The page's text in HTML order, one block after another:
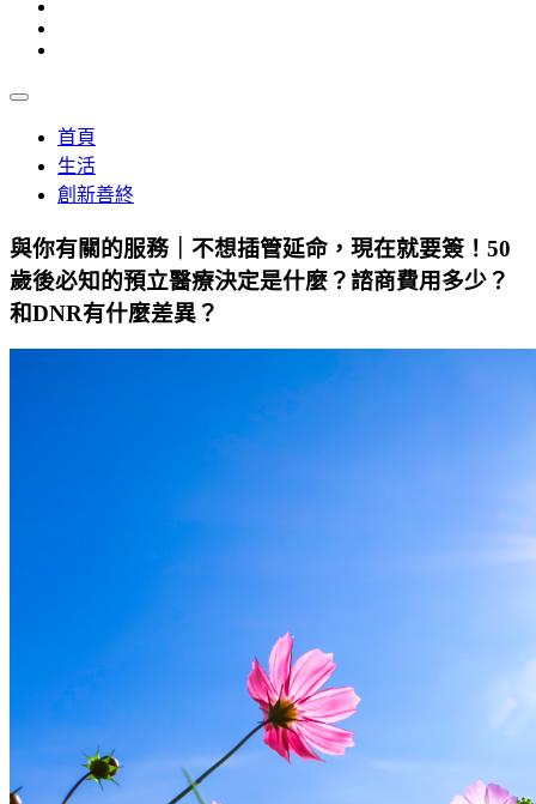
首頁
生活
創新善終
與你有關的服務｜不想插管延命，現在就要簽！50
歲後必知的預立醫療決定是什麼？諮商費用多少？
和DNR有什麼差異？